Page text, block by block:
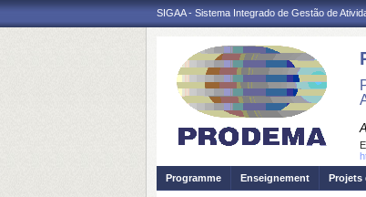
SIGAA - Sistema Integrado de Gestão de
Programme
Enseignement Projets